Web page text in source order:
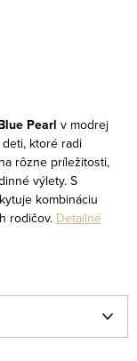
Pearl v modrej
ktoré radi
rôzne príležitosti,
výlety. S
kombináciu
rodičov. Detailné